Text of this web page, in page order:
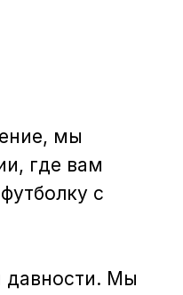
мы
где вам
с
давности. Мы